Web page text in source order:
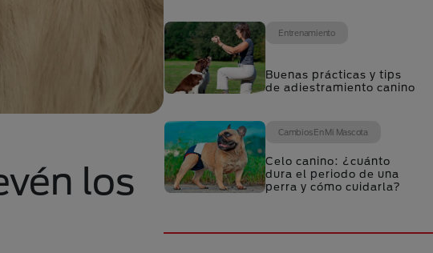
los
Entrenamiento
Buenas prácticas y tips
de adiestramiento canino
Cambios En Mi Mascota
Celo canino: ¿cuánto
dura el periodo de una
perra y cómo cuidarla?